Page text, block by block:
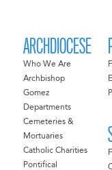
ARCHDIOCESE
Who We Are
Archbishop
Gomez
Departments
Cemeteries &
Mortuaries
Catholic Charities
Pontifical